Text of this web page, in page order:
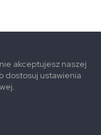
akceptujesz naszej
dostosuj ustawienia